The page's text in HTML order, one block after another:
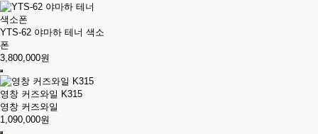
YTS-62 야마하 테너 색소
폰
3,800,000원
영창 커즈와일 K315
영창 커즈와일
1,090,000원